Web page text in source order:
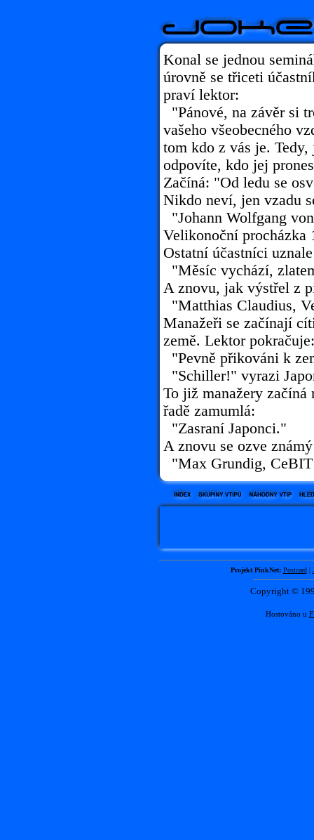
Konal se jednou
úrovně se třiceti
praví lektor:
"Pánové, na závěr si
vašeho všeobecného
tom kdo z vás je.
odpovíte, kdo jej
Začíná: "Od ledu se
Nikdo neví, jen vzadu
"Johann Wolfgang
Velikonoční procházka
Ostatní účastníci
"Měsíc vychází,
A znovu, jak výstřel z
"Matthias Claudius,
Manažeři se začínají
země. Lektor pokračuje:
"Pevně přikováni k
"Schiller!" vyrazi
To již manažery
řadě zamumlá:
"Zasraní Japonci."
A znovu se ozve
"Max Grundig,
Projekt PinkNet: Postcard|
Copyright ©
Hostováno u